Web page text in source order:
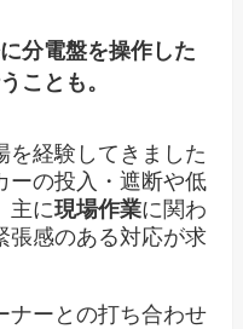
分電盤を操作した
ことも。
を経験してきました
ーの投入・遮断や低
主に現場作業に関わ
張感のある対応が求
ナーとの打ち合わせ